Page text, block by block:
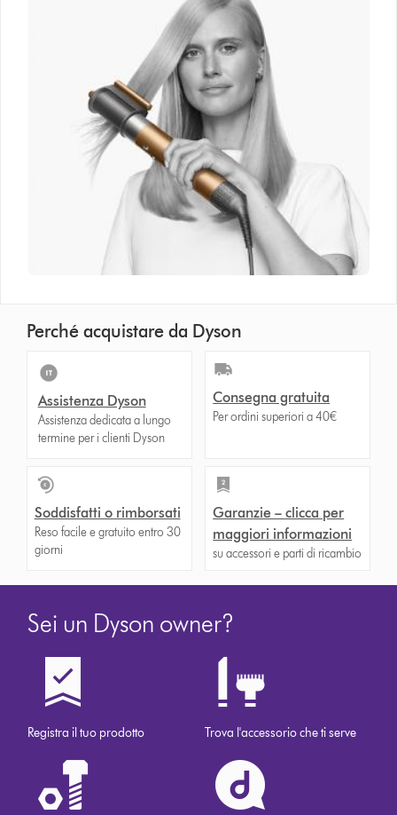
Perché acquistare da Dyson
Assistenza Dyson
Assistenza dedicata a lungo
termine per i clienti Dyson
Consegna gratuita
Per ordini superiori a 40€
Soddisfatti o rimborsati
Reso facile e gratuito entro 30
giorni
Garanzie – clicca per
maggiori informazioni
su accessori e parti di ricambio
Sei un Dyson owner?
Registra il tuo prodotto Trova l'accessorio che ti serve